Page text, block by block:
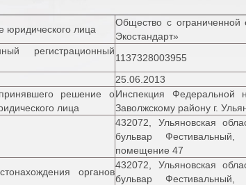
лица
Общество с ограниченной
Экостандарт»
регистрационный
1137328003955
25.06.2013
решение о
лица
Инспекция Федеральной
Заволжскому району г.
432072, Ульяновская
бульвар
помещение 47
органов
432072, Ульяновская
бульвар